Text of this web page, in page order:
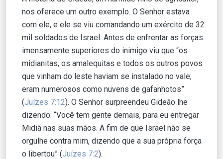
nos oferece um outro exemplo. O Senhor estava
com ele, e ele se viu comandando um exército de 32
mil soldados de Israel. Antes de enfrentar as forças
imensamente superiores do inimigo viu que “os
midianitas, os amalequitas e todos os outros povos
que vinham do leste haviam se instalado no vale;
eram numerosos como nuvens de gafanhotos”
(Juízes 7:12). O Senhor surpreendeu Gideão lhe
dizendo: “Você tem gente demais, para eu entregar
Midiã nas suas mãos. A fim de que Israel não se
orgulhe contra mim, dizendo que a sua própria força
o libertou” (Juízes 7:2).